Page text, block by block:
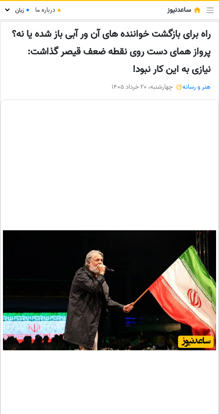
ساعدنیوز ● درباره ما ●
راه برای بازگشت خواننده های آن ور آبی باز شده یا نه؟
پرواز همای دست روی نقطه ضعف قیصر گذاشت:
نیازی به این کار نبود!
هنر و رسانه چهارشنبه، 20 خرداد 1405